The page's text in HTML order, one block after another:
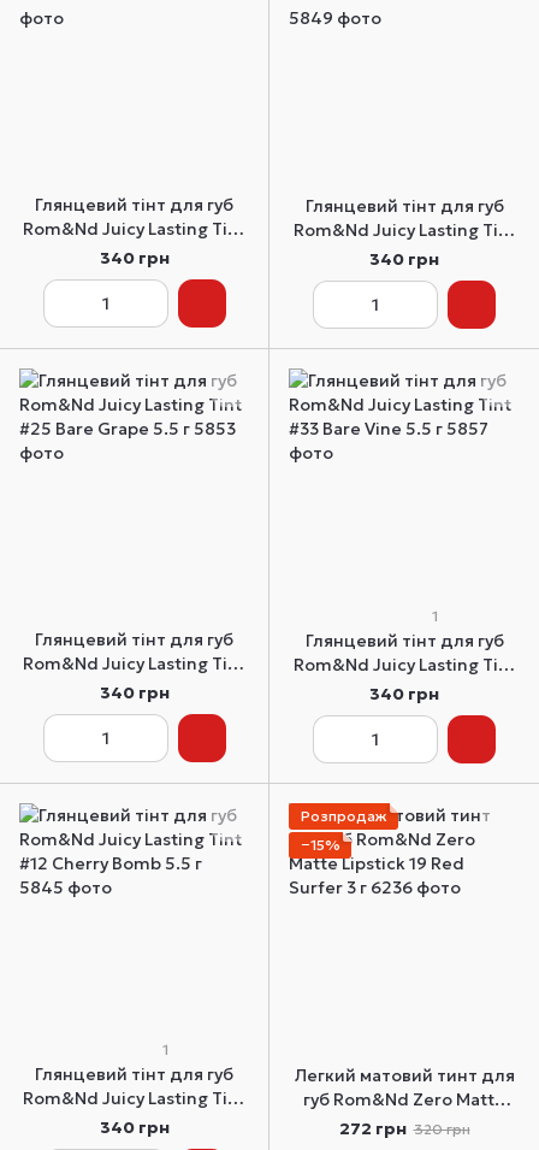
Глянцевий тінт для губ
Rom&Nd Juicy Lasting Tint
#17 Plum Coke 5.5 г
340 грн
Глянцевий тінт для губ
Rom&Nd Juicy Lasting Tint
#19 Almond Rose 5.5 г
340 грн
Глянцевий тінт для губ
Rom&Nd Juicy Lasting Tint
#25 Bare Grape 5.5 г
340 грн
1
Глянцевий тінт для губ
Rom&Nd Juicy Lasting Tint
#33 Bare Vine 5.5 г
340 грн
1
Глянцевий тінт для губ
Rom&Nd Juicy Lasting Tint
#12 Cherry Bomb 5.5 г
340 грн
Розпродаж
−15%
Легкий матовий тинт для
губ Rom&Nd Zero Matte
Lipstick 19 Red Surfer 3 г
272 грн 320 грн